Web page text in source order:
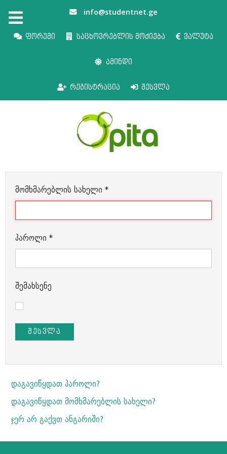
info@studentnet.ge
ფორუმი საცხოვრებლის მოძიება ვალუტა
ამინდი
რეგისტრაცია შესვლა
მომხმარებლის სახელი *
პაროლი *
შემახსენე
ᲨᲔᲡᲕᲚᲐ
დაგავიწყდათ პაროლი?
დაგავიწყდათ მომხმარებლის სახელი?
ჯერ არ გაქვთ ანგარიში?